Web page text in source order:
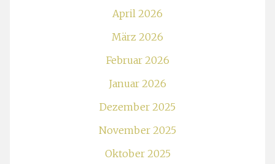
April 2026
März 2026
Februar 2026
Januar 2026
Dezember 2025
November 2025
Oktober 2025